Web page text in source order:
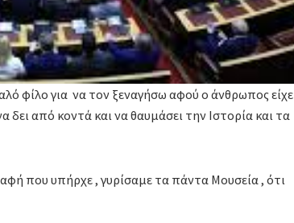
φίλο για να τον ξεναγήσω αφού ο άνθρωπος είχε
δει από κοντά και να θαυμάσει την Ιστορία και τα
που υπήρχε , γυρίσαμε τα πάντα Μουσεία , ότι